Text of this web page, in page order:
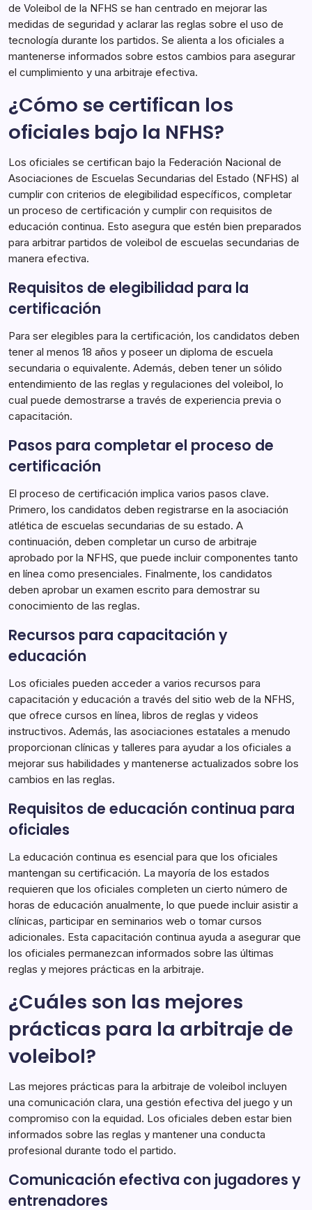
de Voleibol de la NFHS se han centrado en mejorar las
medidas de seguridad y aclarar las reglas sobre el uso de
tecnología durante los partidos. Se alienta a los oficiales a
mantenerse informados sobre estos cambios para asegurar
el cumplimiento y una arbitraje efectiva.
¿Cómo se certifican los
oficiales bajo la NFHS?
Los oficiales se certifican bajo la Federación Nacional de
Asociaciones de Escuelas Secundarias del Estado (NFHS) al
cumplir con criterios de elegibilidad específicos, completar
un proceso de certificación y cumplir con requisitos de
educación continua. Esto asegura que estén bien preparados
para arbitrar partidos de voleibol de escuelas secundarias de
manera efectiva.
Requisitos de elegibilidad para la
certificación
Para ser elegibles para la certificación, los candidatos deben
tener al menos 18 años y poseer un diploma de escuela
secundaria o equivalente. Además, deben tener un sólido
entendimiento de las reglas y regulaciones del voleibol, lo
cual puede demostrarse a través de experiencia previa o
capacitación.
Pasos para completar el proceso de
certificación
El proceso de certificación implica varios pasos clave.
Primero, los candidatos deben registrarse en la asociación
atlética de escuelas secundarias de su estado. A
continuación, deben completar un curso de arbitraje
aprobado por la NFHS, que puede incluir componentes tanto
en línea como presenciales. Finalmente, los candidatos
deben aprobar un examen escrito para demostrar su
conocimiento de las reglas.
Recursos para capacitación y
educación
Los oficiales pueden acceder a varios recursos para
capacitación y educación a través del sitio web de la NFHS,
que ofrece cursos en línea, libros de reglas y videos
instructivos. Además, las asociaciones estatales a menudo
proporcionan clínicas y talleres para ayudar a los oficiales a
mejorar sus habilidades y mantenerse actualizados sobre los
cambios en las reglas.
Requisitos de educación continua para
oficiales
La educación continua es esencial para que los oficiales
mantengan su certificación. La mayoría de los estados
requieren que los oficiales completen un cierto número de
horas de educación anualmente, lo que puede incluir asistir a
clínicas, participar en seminarios web o tomar cursos
adicionales. Esta capacitación continua ayuda a asegurar que
los oficiales permanezcan informados sobre las últimas
reglas y mejores prácticas en la arbitraje.
¿Cuáles son las mejores
prácticas para la arbitraje de
voleibol?
Las mejores prácticas para la arbitraje de voleibol incluyen
una comunicación clara, una gestión efectiva del juego y un
compromiso con la equidad. Los oficiales deben estar bien
informados sobre las reglas y mantener una conducta
profesional durante todo el partido.
Comunicación efectiva con jugadores y
entrenadores